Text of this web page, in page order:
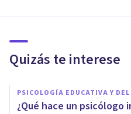
Quizás te interese
PSICOLOGÍA EDUCATIVA Y DEL
¿Qué hace un psicólogo